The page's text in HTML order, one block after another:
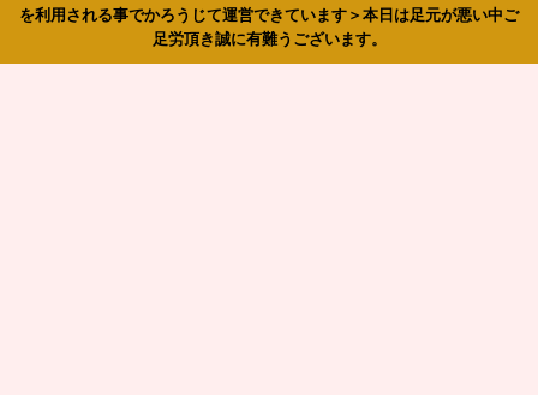
を利用される事でかろうじて運営できています＞本日は足元が悪い中ご
足労頂き誠に有難うございます。